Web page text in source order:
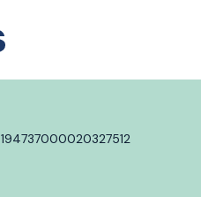
194737000020327512